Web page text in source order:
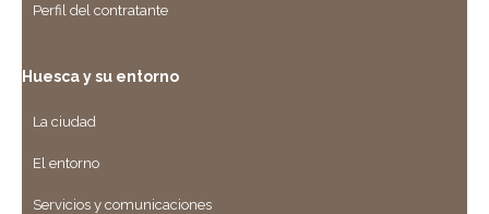
Perfil del contratante
Huesca y su entorno
La ciudad
El entorno
Servicios y comunicaciones